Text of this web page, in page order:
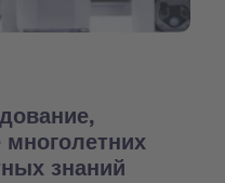
многолетних
знаний